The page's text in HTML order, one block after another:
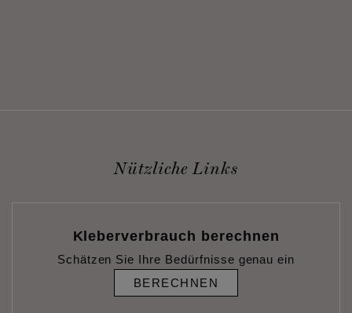
Nützliche Links
Kleberverbrauch berechnen
Schätzen Sie Ihre Bedürfnisse genau ein
BERECHNEN